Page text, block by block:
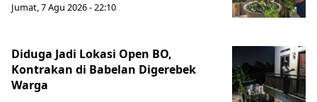
Jumat, 7 Agu 2026 - 22:10
Diduga Jadi Lokasi Open BO,
Kontrakan di Babelan Digerebek
Warga